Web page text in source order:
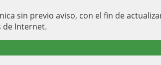
sin previo aviso, con el fin de
de Internet.